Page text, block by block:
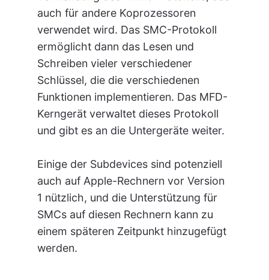
auch für andere Koprozessoren
verwendet wird. Das SMC-Protokoll
ermöglicht dann das Lesen und
Schreiben vieler verschiedener
Schlüssel, die die verschiedenen
Funktionen implementieren. Das MFD-
Kerngerät verwaltet dieses Protokoll
und gibt es an die Untergeräte weiter.
Einige der Subdevices sind potenziell
auch auf Apple-Rechnern vor Version
1 nützlich, und die Unterstützung für
SMCs auf diesen Rechnern kann zu
einem späteren Zeitpunkt hinzugefügt
werden.